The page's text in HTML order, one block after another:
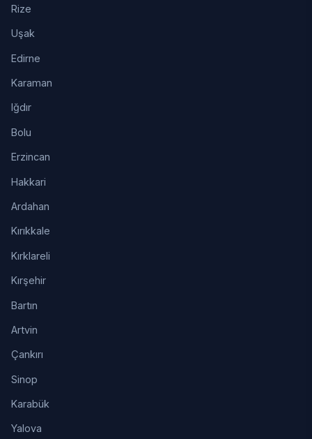
Rize
Uşak
Edirne
Karaman
Iğdır
Bolu
Erzincan
Hakkari
Ardahan
Kırıkkale
Kırklareli
Kırşehir
Bartın
Artvin
Çankırı
Sinop
Karabük
Yalova